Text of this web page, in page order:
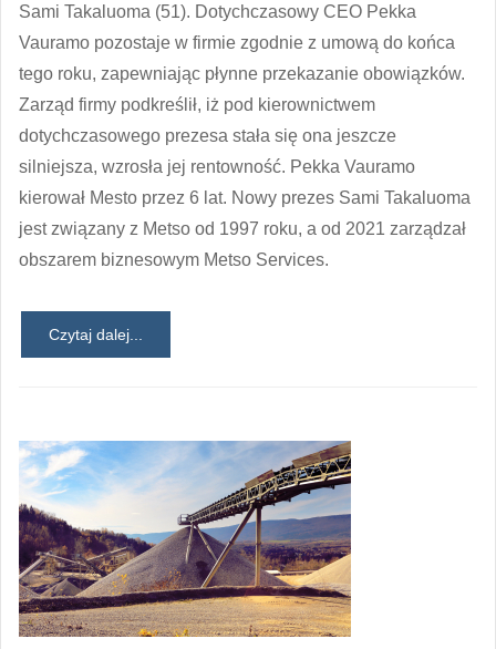
Sami Takaluoma (51). Dotychczasowy CEO Pekka
Vauramo pozostaje w firmie zgodnie z umową do końca
tego roku, zapewniając płynne przekazanie obowiązków.
Zarząd firmy podkreślił, iż pod kierownictwem
dotychczasowego prezesa stała się ona jeszcze
silniejsza, wzrosła jej rentowność. Pekka Vauramo
kierował Mesto przez 6 lat. Nowy prezes Sami Takaluoma
jest związany z Metso od 1997 roku, a od 2021 zarządzał
obszarem biznesowym Metso Services.
Czytaj dalej...